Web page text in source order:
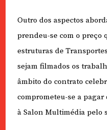
Outro dos aspectos
prendeu-se com o preço
estruturas de
sejam filmados os
âmbito do contrato
comprometeu-se a pagar
à Salon Multimédia pelo